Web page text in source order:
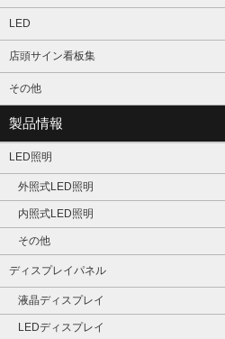
LED
店頭サイン看板集
その他
製品情報
LED照明
外照式LED照明
内照式LED照明
その他
ディスプレイパネル
液晶ディスプレイ
LEDディスプレイ